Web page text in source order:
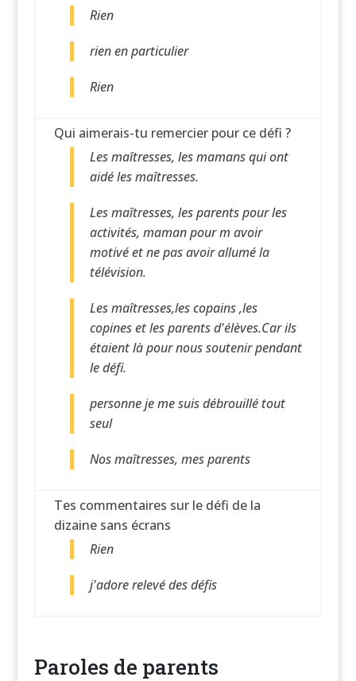
Rien
rien en particulier
Rien
Qui aimerais-tu remercier pour ce défi ?
Les maîtresses, les mamans qui ont
aidé les maîtresses.
Les maîtresses, les parents pour les
activités, maman pour m avoir
motivé et ne pas avoir allumé la
télévision.
Les maîtresses,les copains ,les
copines et les parents d'élèves.Car ils
étaient là pour nous soutenir pendant
le défi.
personne je me suis débrouillé tout
seul
Nos maîtresses, mes parents
Tes commentaires sur le défi de la
dizaine sans écrans
Rien
j'adore relevé des défis
Paroles de parents